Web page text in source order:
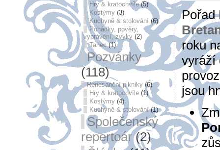
Hry & kratochvíle(5)
Kostýmy(3)
Kuchyně & stolování(6)
Pohádky, pověry,
vyprávění, zvyky(2)
Tanec(1)
Pozvánky
(118)
Renesanční pikniky(6)
Hry & kratochvíle(1)
Kostýmy(4)
Kuchyně & stolování(1)
Společenský
repertoár(2)
Pořad
roku
vyráží
jsou